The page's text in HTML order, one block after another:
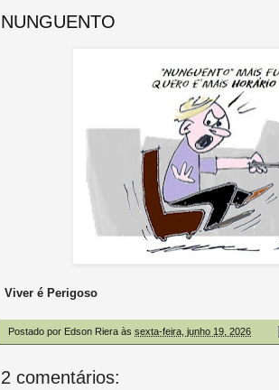
NUNGUENTO
Viver é Perigoso
Postado por Edson Riera às sexta-feira, junho 19, 2026
2 comentários: